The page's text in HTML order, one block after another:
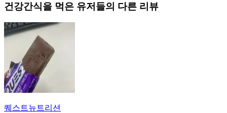
건강간식을 먹은 유저들의 다른 리뷰
퀘스트뉴트리션